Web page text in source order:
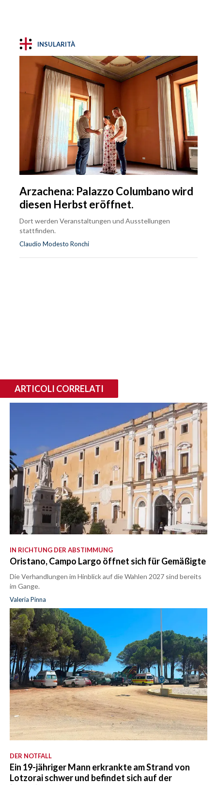
INSULARITÀ
Arzachena: Palazzo Columbano wird
diesen Herbst eröffnet.
Dort werden Veranstaltungen und Ausstellungen
stattfinden.
Claudio Modesto Ronchi
ARTICOLI CORRELATI
IN RICHTUNG DER ABSTIMMUNG
Oristano, Campo Largo öffnet sich für Gemäßigte
Die Verhandlungen im Hinblick auf die Wahlen 2027 sind bereits
im Gange.
Valeria Pinna
DER NOTFALL
Ein 19-jähriger Mann erkrankte am Strand von
Lotzorai schwer und befindet sich auf der